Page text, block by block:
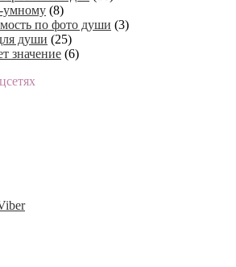
умному (8)
по фото души (3)
души (25)
значение (6)